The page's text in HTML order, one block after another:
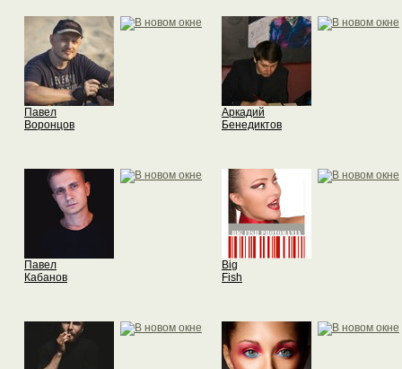
Павел
Воронцов
Аркадий
Бенедиктов
Павел
Кабанов
Big
Fish